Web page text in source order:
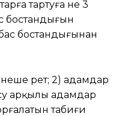
тартуға не 3
бостандығын
бостандығынан
рет; 2) адамдар
арқылы адамдар
табиғи